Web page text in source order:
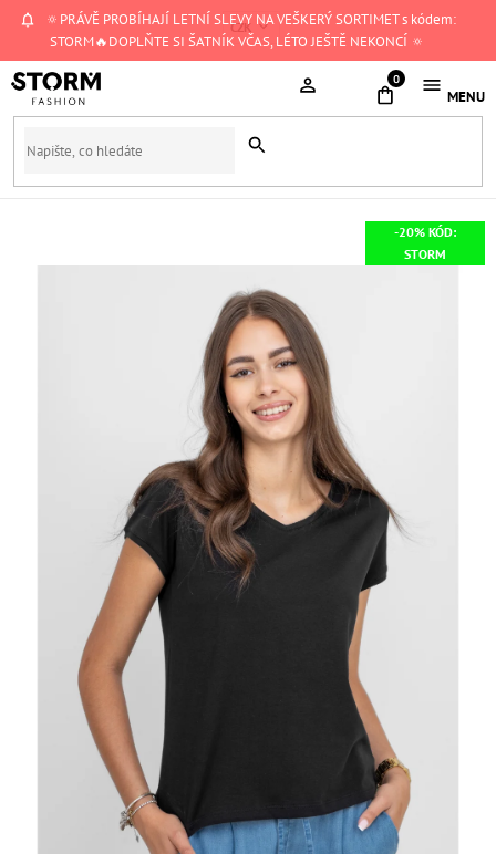
Přejít
🔅PRÁVĚ PROBÍHAJÍ LETNÍ SLEVY NA VEŠKERÝ SORTIMET s kódem:
STORM🔥DOPLŇTE SI ŠATNÍK VČAS, LÉTO JEŠTĚ NEKONCÍ 🔅
CZK
NÁKUPNÍ
-20% KÓD:
STORM